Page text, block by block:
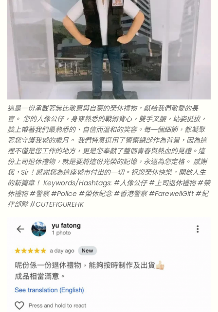
這是一份承載著無比敬意與自豪的榮休禮物，獻給我們敬愛的長
官。 您的人像公仔，身穿熟悉的戰術背心，雙手叉腰，站姿挺拔，
臉上帶著我們最熟悉的、自信而溫和的笑容。每一個細節，都凝聚
著您守護我城的歲月。 我們特意選用了警察總部作為背景，因為這
裡不僅是您工作的地方，更是您奉獻了整個青春與熱血的見證。這
份上司退休禮物，就是要將這份光榮的記憶，永遠為您定格。 感謝
您，Sir！感謝您為這座城市付出的一切。祝您榮休快樂，開啟人生
的新篇章！ Keywords/Hashtags: #人像公仔 #上司退休禮物 #榮
休禮物 #警察 #Police #榮休紀念 #香港警察 #FarewellGift #紀
律部隊 #CUTEFIGUREHK